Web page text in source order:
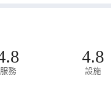
服務
4.8
設施